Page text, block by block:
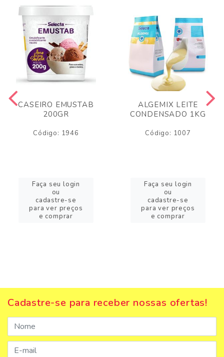
CASEIRO EMUSTAB
200GR
Código: 1946
Faça seu login
ou
cadastre-se
para ver preços
e comprar
ALGEMIX LEITE
CONDENSADO 1KG
Código: 1007
Faça seu login
ou
cadastre-se
para ver preços
e comprar
Cadastre-se para receber nossas ofertas!